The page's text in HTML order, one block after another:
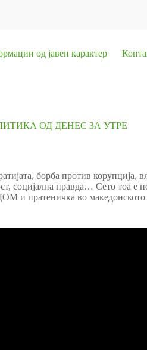
од јавен карактер
ОД ДЕНЕС ЗА УТРЕ
борба против корупција,
социјална правда… Сето тоа е
и пратеничка во